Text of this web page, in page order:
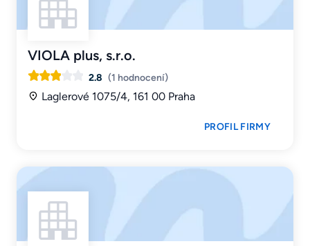
VIOLA plus, s.r.o.
2.8 (1 hodnocení)
Laglerové 1075/4, 161 00 Praha
PROFIL FIRMY